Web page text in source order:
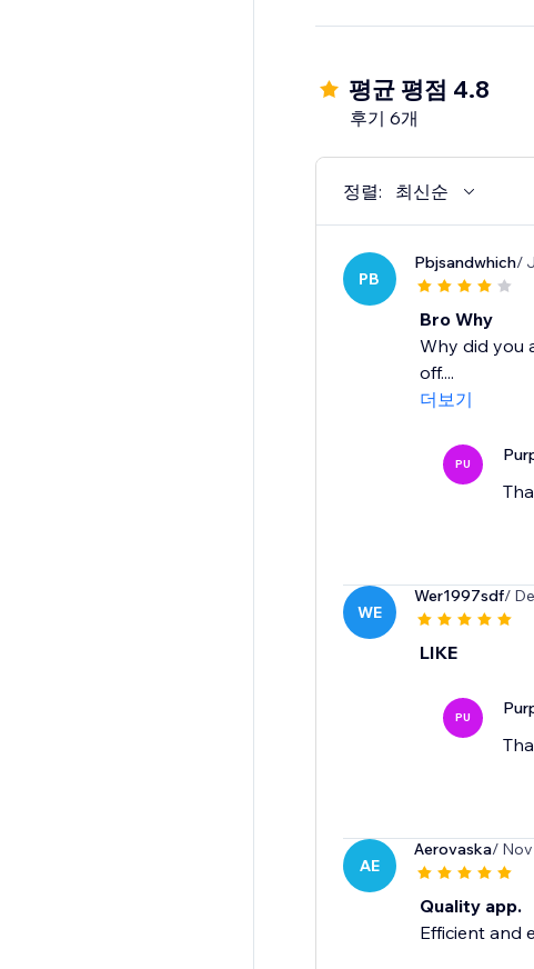
평균 평점 4.8
후기 6개
정렬: 최신순
PB
Pbjsandwhich/
Bro Why
Why did you
off....
더보기
PU
WE
Wer1997sdf/
LIKE
PU
AE
Aerovaska/ Nov
Quality app.
Efficient and